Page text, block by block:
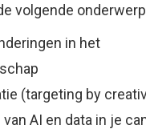
volgende
in het
(targeting by
AI en data in je